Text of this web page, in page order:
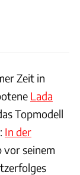
Zeit in
Lada
Topmodell
In der
vor seinem